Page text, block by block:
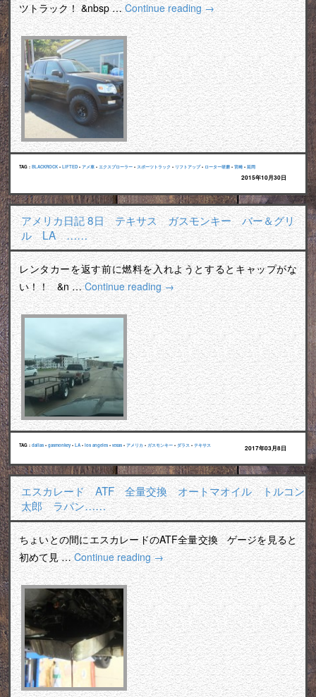
ツトラック！ &nbsp …Continue reading→
TAG : BLACKROCK • LIFTED • アメ車 • エクスプローラー • スポーツトラック • リフトアップ• ローター研磨 • 宮崎 • 延岡
2015年10月30日
アメリカ日記 8日 テキサス ガスモンキー バー＆グリ
ル LA ……
レンタカーを返す前に燃料を入れようとするとキャップがな
い！！ &n …Continue reading→
TAG : dallas • gasmonkey • LA • los angeles • texas • アメリカ • ガスモンキー • ダラス • テキサス 2017年03月8日
エスカレード ATF 全量交換 オートマオイル トルコン
太郎 ラパン……
ちょいとの間にエスカレードのATF全量交換 ゲージを見ると
初めて見 …Continue reading→